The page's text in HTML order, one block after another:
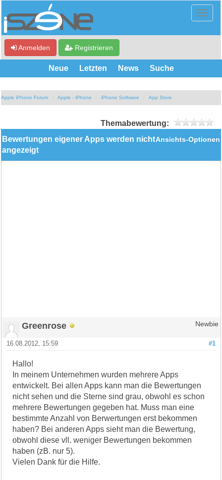
Anmelden Registrieren
Neue Letzten News Suche
Apple iPhone Forum Apple - iPhone iPhone Software App Store
Themabewertung:
Ansichts-Optionen
Bewertungen eigener Apps werden nicht
angezeigt
Greenrose Newbie
#1
16.08.2012, 15:59
Hallo!
In meinem Unternehmen wurden mehrere Apps
entwickelt. Bei allen Apps kann man die Bewertungen
nicht sehen und die Sterne sind grau, obwohl es schon
mehrere Bewertungen gegeben hat. Muss man eine
bestimmte Anzahl von Berwertungen erst bekommen
haben? Bei anderen Apps sieht man die Bewertung,
obwohl diese vll. weniger Bewertungen bekommen
haben (zB. nur 5).
Vielen Dank für die Hilfe.